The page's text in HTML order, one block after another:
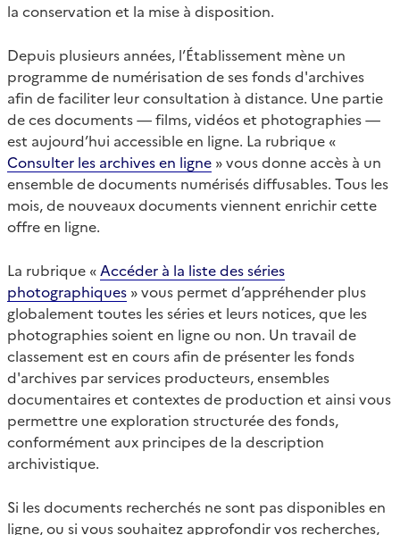
la conservation et la mise à disposition.
Depuis plusieurs années, l’Établissement mène un
programme de numérisation de ses fonds d'archives
afin de faciliter leur consultation à distance. Une partie
de ces documents — films, vidéos et photographies —
est aujourd’hui accessible en ligne. La rubrique «
Consulter les archives en ligne » vous donne accès à un
ensemble de documents numérisés diffusables. Tous les
mois, de nouveaux documents viennent enrichir cette
offre en ligne.
La rubrique « Accéder à la liste des séries
photographiques » vous permet d’appréhender plus
globalement toutes les séries et leurs notices, que les
photographies soient en ligne ou non. Un travail de
classement est en cours afin de présenter les fonds
d'archives par services producteurs, ensembles
documentaires et contextes de production et ainsi vous
permettre une exploration structurée des fonds,
conformément aux principes de la description
archivistique.
Si les documents recherchés ne sont pas disponibles en
ligne, ou si vous souhaitez approfondir vos recherches,